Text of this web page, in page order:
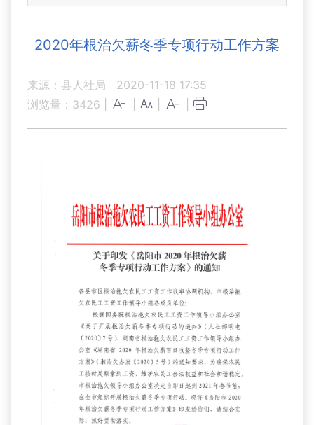
2020年根治欠薪冬季专项行动工作方案
来源：县人社局
2020-11-18 17:35
浏览量： 3426